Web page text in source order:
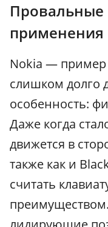
Nokia — пример
слишком долго
особенность:
Даже когда
движется в
также как и
считать